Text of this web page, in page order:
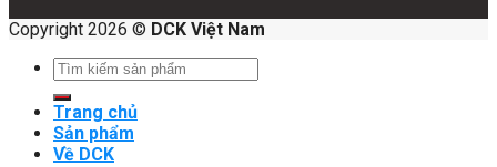
Copyright 2026 © DCK Việt Nam
Search
Trang chủ
Sản phẩm
Về DCK